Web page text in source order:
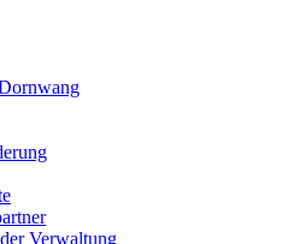
Verwaltung